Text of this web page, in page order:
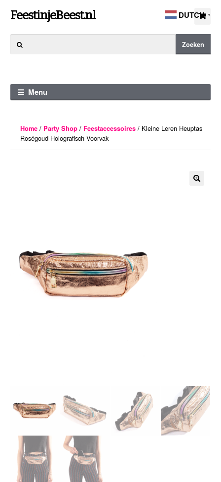
Ga
naar
navigatie
Ga
naar
de
FeestinjeBeest.nl
naar:
Zoeken
Menu
Home/ Party Shop/ Feestaccessoires/ Kleine Leren Heuptas
Roségoud Holografisch Voorvak
DUTCH ▼